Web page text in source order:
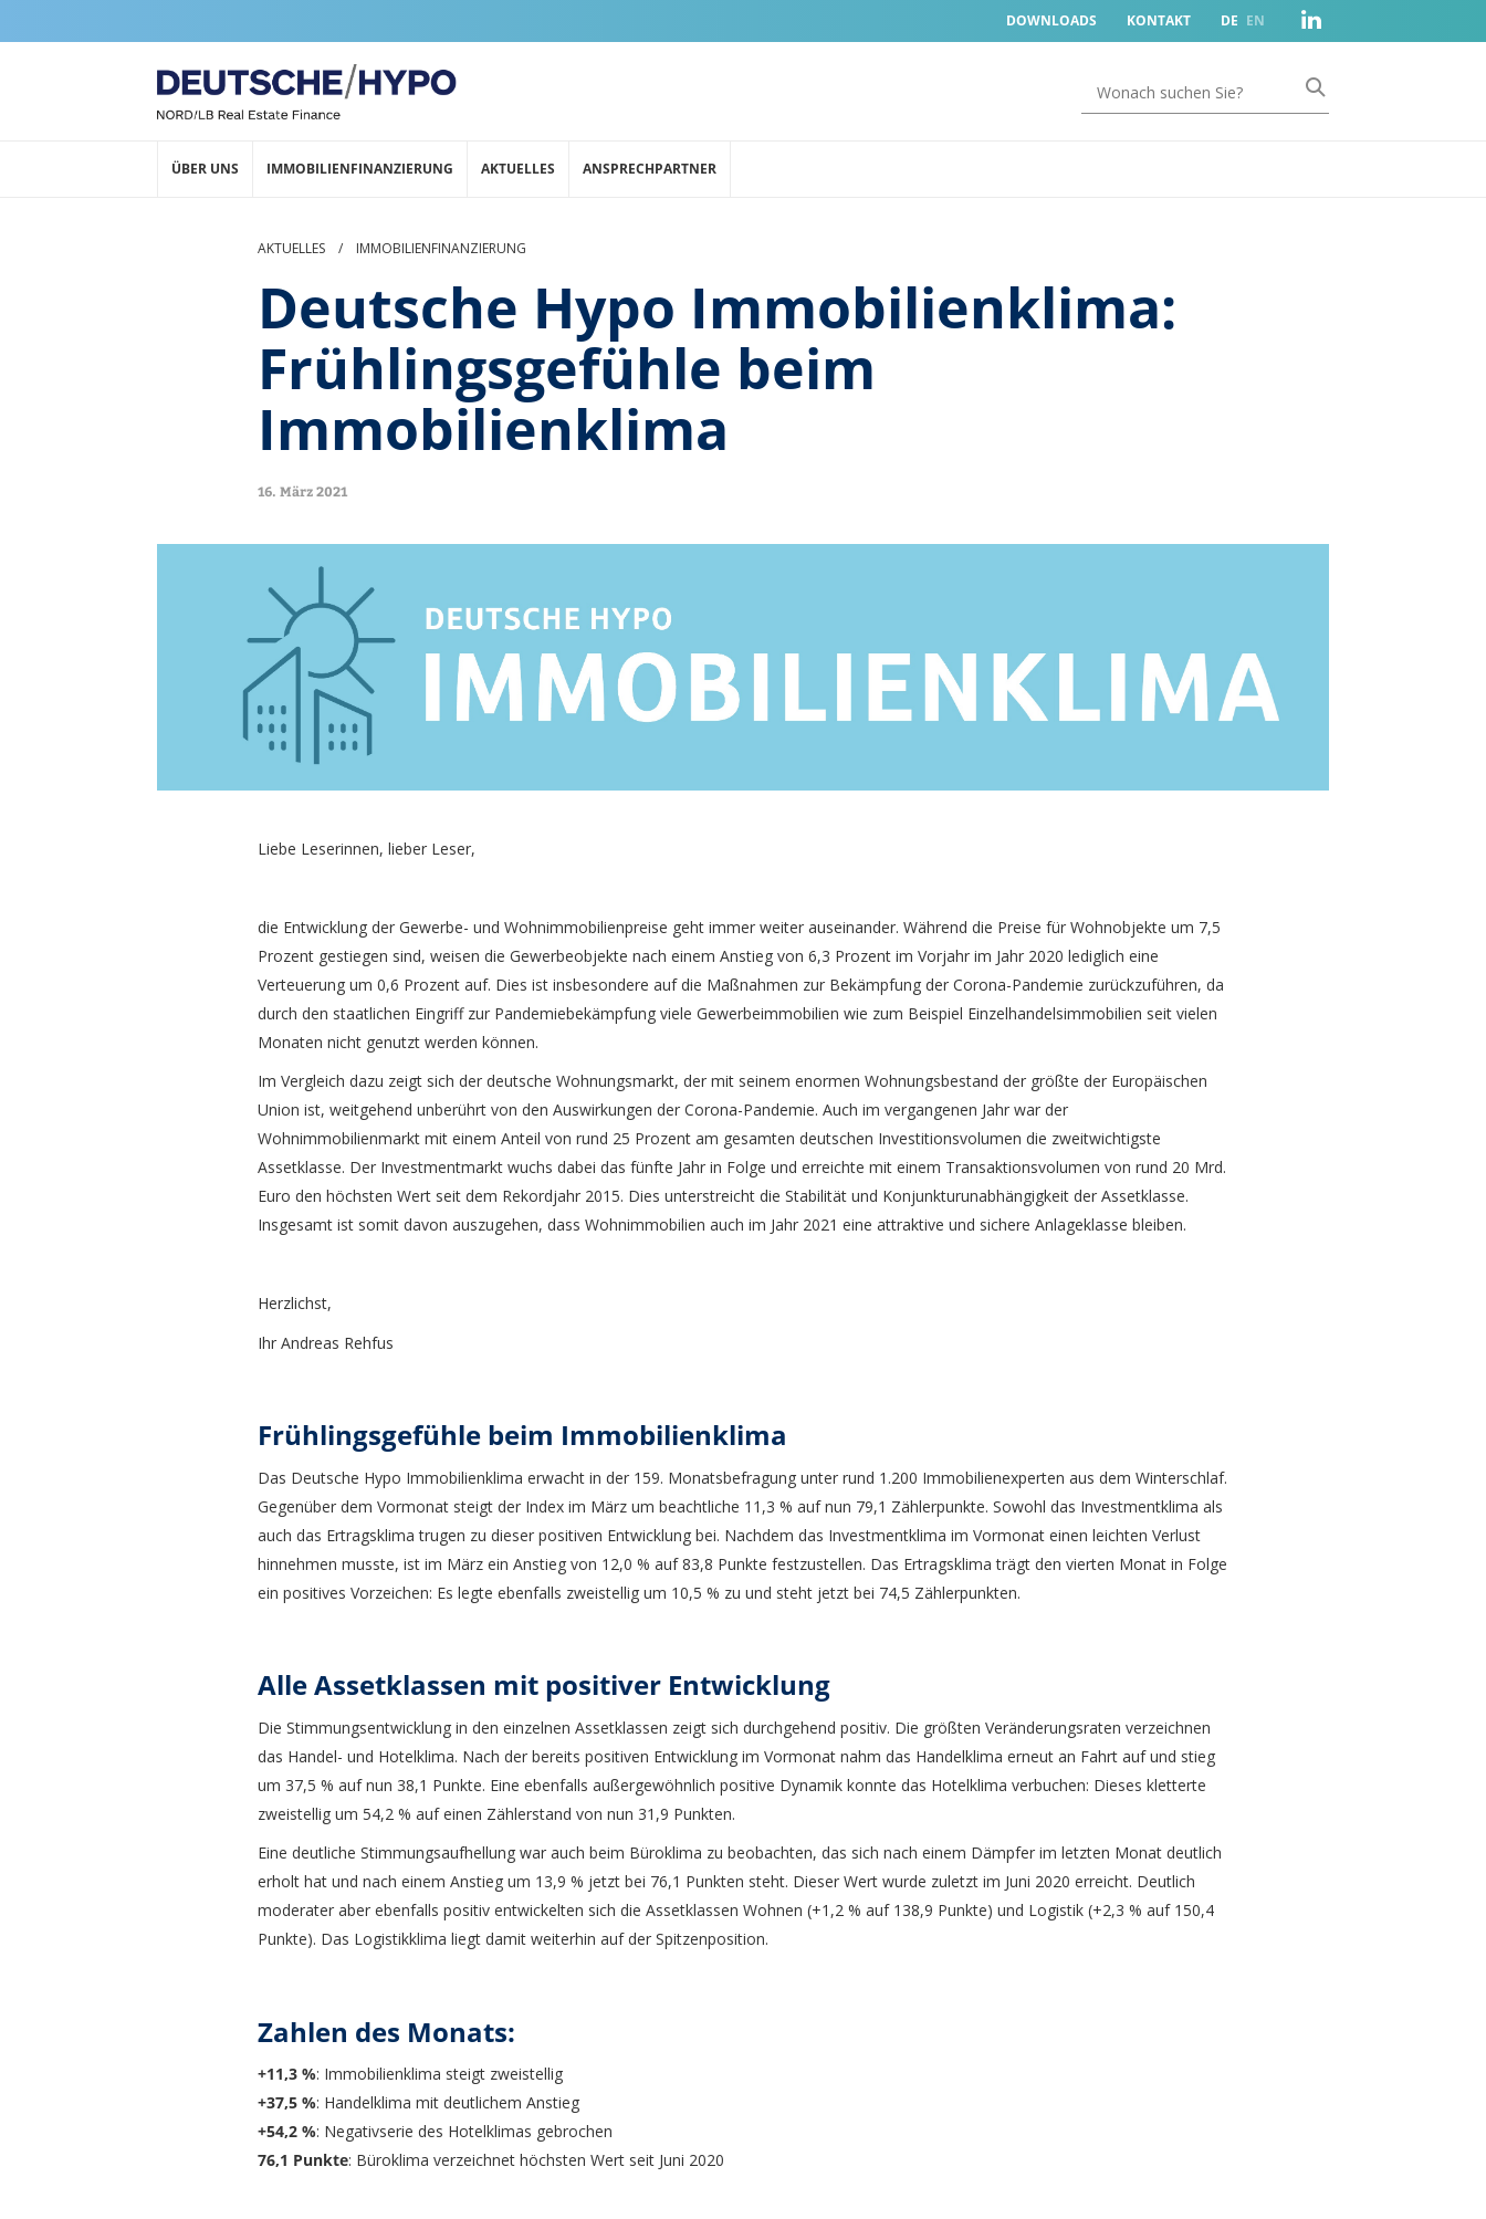
DOWNLOADS KONTAKT DE EN
ÜBER UNS IMMOBILIENFINANZIERUNG AKTUELLES ANSPRECHPARTNER
AKTUELLES / IMMOBILIENFINANZIERUNG
Deutsche Hypo Immobilienklima:
Frühlingsgefühle beim
Immobilienklima
16. März 2021
Liebe Leserinnen, lieber Leser,
die Entwicklung der Gewerbe- und Wohnimmobilienpreise geht immer weiter auseinander. Während die Preise für Wohnobjekte um 7,5
Prozent gestiegen sind, weisen die Gewerbeobjekte nach einem Anstieg von 6,3 Prozent im Vorjahr im Jahr 2020 lediglich eine
Verteuerung um 0,6 Prozent auf. Dies ist insbesondere auf die Maßnahmen zur Bekämpfung der Corona-Pandemie zurückzuführen, da
durch den staatlichen Eingriff zur Pandemiebekämpfung viele Gewerbeimmobilien wie zum Beispiel Einzelhandelsimmobilien seit vielen
Monaten nicht genutzt werden können.
Im Vergleich dazu zeigt sich der deutsche Wohnungsmarkt, der mit seinem enormen Wohnungsbestand der größte der Europäischen
Union ist, weitgehend unberührt von den Auswirkungen der Corona-Pandemie. Auch im vergangenen Jahr war der
Wohnimmobilienmarkt mit einem Anteil von rund 25 Prozent am gesamten deutschen Investitionsvolumen die zweitwichtigste
Assetklasse. Der Investmentmarkt wuchs dabei das fünfte Jahr in Folge und erreichte mit einem Transaktionsvolumen von rund 20 Mrd.
Euro den höchsten Wert seit dem Rekordjahr 2015. Dies unterstreicht die Stabilität und Konjunkturunabhängigkeit der Assetklasse.
Insgesamt ist somit davon auszugehen, dass Wohnimmobilien auch im Jahr 2021 eine attraktive und sichere Anlageklasse bleiben.
Herzlichst,
Ihr Andreas Rehfus
Frühlingsgefühle beim Immobilienklima
Das Deutsche Hypo Immobilienklima erwacht in der 159. Monatsbefragung unter rund 1.200 Immobilienexperten aus dem Winterschlaf.
Gegenüber dem Vormonat steigt der Index im März um beachtliche 11,3 % auf nun 79,1 Zählerpunkte. Sowohl das Investmentklima als
auch das Ertragsklima trugen zu dieser positiven Entwicklung bei. Nachdem das Investmentklima im Vormonat einen leichten Verlust
hinnehmen musste, ist im März ein Anstieg von 12,0 % auf 83,8 Punkte festzustellen. Das Ertragsklima trägt den vierten Monat in Folge
ein positives Vorzeichen: Es legte ebenfalls zweistellig um 10,5 % zu und steht jetzt bei 74,5 Zählerpunkten.
Alle Assetklassen mit positiver Entwicklung
Die Stimmungsentwicklung in den einzelnen Assetklassen zeigt sich durchgehend positiv. Die größten Veränderungsraten verzeichnen
das Handel- und Hotelklima. Nach der bereits positiven Entwicklung im Vormonat nahm das Handelklima erneut an Fahrt auf und stieg
um 37,5 % auf nun 38,1 Punkte. Eine ebenfalls außergewöhnlich positive Dynamik konnte das Hotelklima verbuchen: Dieses kletterte
zweistellig um 54,2 % auf einen Zählerstand von nun 31,9 Punkten.
Eine deutliche Stimmungsaufhellung war auch beim Büroklima zu beobachten, das sich nach einem Dämpfer im letzten Monat deutlich
erholt hat und nach einem Anstieg um 13,9 % jetzt bei 76,1 Punkten steht. Dieser Wert wurde zuletzt im Juni 2020 erreicht. Deutlich
moderater aber ebenfalls positiv entwickelten sich die Assetklassen Wohnen (+1,2 % auf 138,9 Punkte) und Logistik (+2,3 % auf 150,4
Punkte). Das Logistikklima liegt damit weiterhin auf der Spitzenposition.
Zahlen des Monats:
+11,3 %: Immobilienklima steigt zweistellig
+37,5 %: Handelklima mit deutlichem Anstieg
+54,2 %: Negativserie des Hotelklimas gebrochen
76,1 Punkte: Büroklima verzeichnet höchsten Wert seit Juni 2020